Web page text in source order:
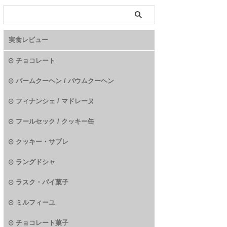
実食レビュー
チョコレート
バームクーヘン / バウムクーヘン
フィナンシェ / マドレーヌ
フールセック / クッキー缶
クッキー・サブレ
ラングドシャ
ラスク・パイ菓子
ミルフィーユ
チョコレート菓子